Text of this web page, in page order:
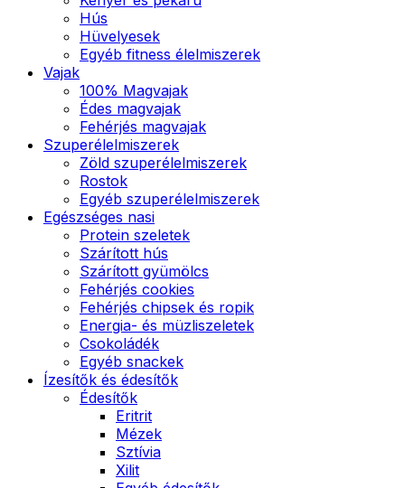
Hús
Hüvelyesek
Egyéb fitness élelmiszerek
Vajak
100% Magvajak
Édes magvajak
Fehérjés magvajak
Szuperélelmiszerek
Zöld szuperélelmiszerek
Rostok
Egyéb szuperélelmiszerek
Egészséges nasi
Protein szeletek
Szárított hús
Szárított gyümölcs
Fehérjés cookies
Fehérjés chipsek és ropik
Energia- és müzliszeletek
Csokoládék
Egyéb snackek
Ízesítők és édesítők
Édesítők
Eritrit
Mézek
Sztívia
Xilit